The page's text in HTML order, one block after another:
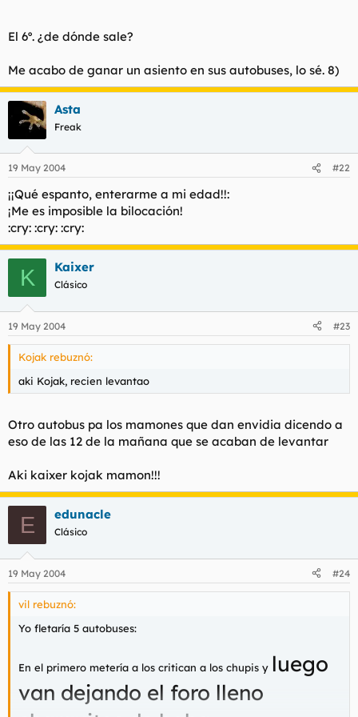
En el cuarto metería a los matemáticos de las neuronas, esos
tres, por ahí les queda el resultado.
En el quinto los que se dedican a husmear Internet a la busca
de fotos gilipollas.
Y en el
imploran el escaneo de tetas, este último podría conducirlo
alguna moderadora complaciente.
El 6º. ¿de dónde sale?
Me acabo de ganar un asiento en sus autobuses, lo sé. 8)
Asta
Freak
19 May 2004 #22
¡¡Qué espanto, enterarme a mi edad!!:
¡Me es imposible la bilocación!
:cry: :cry: :cry:
K Kaixer
Clásico
19 May 2004 #23
Kojak rebuznó:
aki Kojak, recien levantao
Otro autobus pa los mamones que dan envidia dicendo a
eso de las 12 de la mañana que se acaban de levantar
Aki kaixer kojak mamon!!!
E edunacle
Clásico
19 May 2004 #24
vil rebuznó:
Yo fletaría 5 autobuses:
En el primero metería a los critican a los chupis y luego
van dejando el foro lleno